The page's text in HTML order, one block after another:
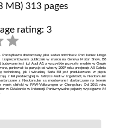
MB) 313 pages
rating: 3
dostarczany jako sedan notchback. Pod koniec lutego
zaprezentowany publicznie w marcu na Geneva Motor Show. B8
jest już Audi A5, a wszystkie przyszłe modele w Grupie
ponieważ ta pozycja od wiosny 2009 roku przejmuje A5 Cabrio.
techniczną, jak i wizualną. Seria B8 jest produkowana w pięciu
z linii produkcyjnej w fabryce Audi w Ingolstadt, w Neckarsulm
z Neckarsulm są montowane i dostarczane na terenie
rynek chiński w FAW-Volkswagen w Changchun. Od 2011 roku
w Dżakarcie w Indonezji. Porównywalne pojazdy wyścigowe A4